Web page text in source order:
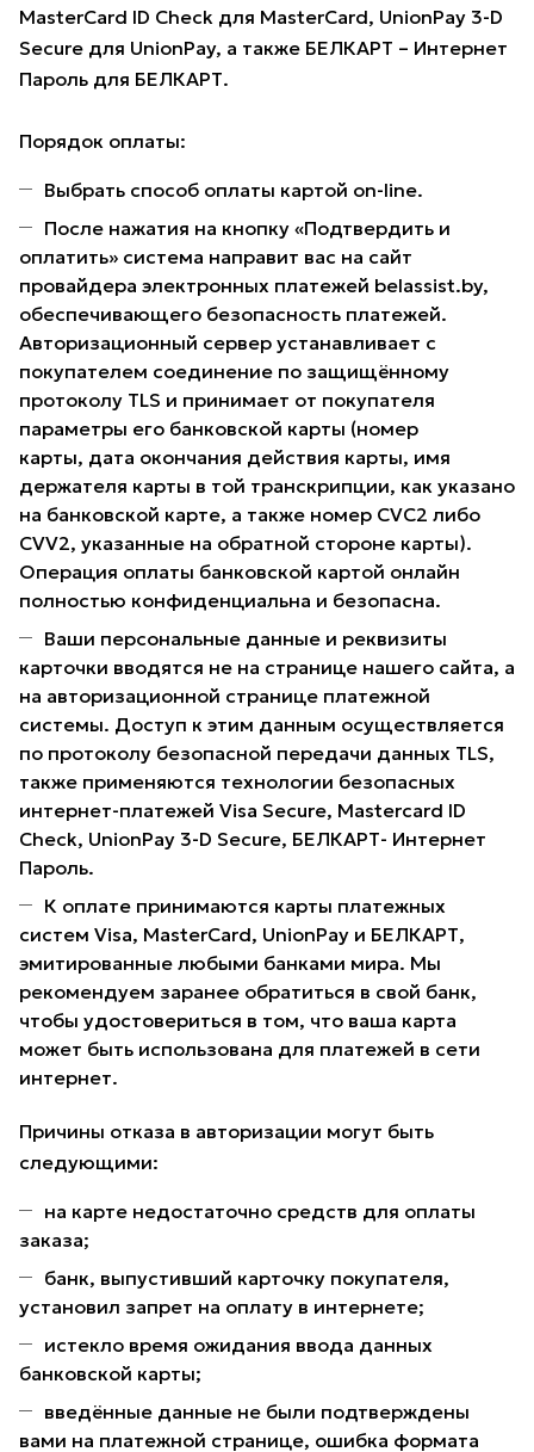
MasterCard ID Check для MasterCard, UnionPay 3-D
Secure для UnionPay, а также БЕЛКАРТ – Интернет
Пароль для БЕЛКАРТ.
Порядок оплаты:
Выбрать способ оплаты картой on-line.
После нажатия на кнопку «Подтвердить и
оплатить» система направит вас на сайт
провайдера электронных платежей belassist.by,
обеспечивающего безопасность платежей.
Авторизационный сервер устанавливает с
покупателем соединение по защищённому
протоколу TLS и принимает от покупателя
параметры его банковской карты (номер
карты, дата окончания действия карты, имя
держателя карты в той транскрипции, как указано
на банковской карте, а также номер CVC2 либо
CVV2, указанные на обратной стороне карты).
Операция оплаты банковской картой онлайн
полностью конфиденциальна и безопасна.
Ваши персональные данные и реквизиты
карточки вводятся не на странице нашего сайта, а
на авторизационной странице платежной
системы. Доступ к этим данным осуществляется
по протоколу безопасной передачи данных TLS,
также применяются технологии безопасных
интернет-платежей Visa Secure, Mastercard ID
Check, UnionPay 3-D Secure, БЕЛКАРТ- Интернет
Пароль.
К оплате принимаются карты платежных
систем Visa, MasterCard, UnionPay и БЕЛКАРТ,
эмитированные любыми банками мира. Мы
рекомендуем заранее обратиться в свой банк,
чтобы удостовериться в том, что ваша карта
может быть использована для платежей в сети
интернет.
Причины отказа в авторизации могут быть
следующими:
на карте недостаточно средств для оплаты
заказа;
банк, выпустивший карточку покупателя,
установил запрет на оплату в интернете;
истекло время ожидания ввода данных
банковской карты;
введённые данные не были подтверждены
вами на платежной странице, ошибка формата